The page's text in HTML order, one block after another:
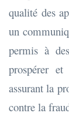
qualité des
un
permis à
prospérer
assurant la
contre la